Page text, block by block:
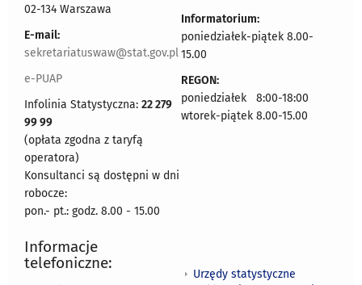
02-134 Warszawa
E-mail:
sekretariatuswaw@stat.gov.pl
e-PUAP
Infolinia Statystyczna: 22 279
99 99
(opłata zgodna z taryfą
operatora)
Konsultanci są dostępni w dni
robocze:
pon.- pt.: godz. 8.00 - 15.00
Informatorium:
poniedziałek-piątek 8.00-
15.00
REGON:
poniedziałek 8:00-18:00
wtorek-piątek 8.00-15.00
Informacje
telefoniczne:
Urzędy statystyczne